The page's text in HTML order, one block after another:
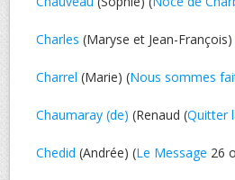
Charles (Maryse et Jean-François)
Charrel (Marie) (Nous sommes
Chaumaray (de) (Renaud (Quitter
Chedid (Andrée) (Le Message 26